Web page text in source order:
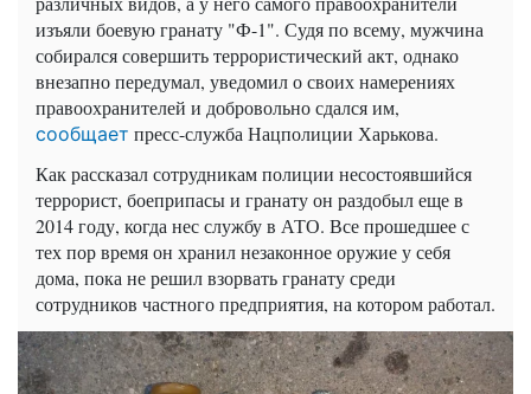
изъяли боевую гранату "Ф-1". Судя по всему, мужчина
собирался совершить террористический акт, однако
внезапно передумал, уведомил о своих намерениях
правоохранителей и добровольно сдался им,
сообщает пресс-служба Нацполиции Харькова.
Как рассказал сотрудникам полиции несостоявшийся
террорист, боеприпасы и гранату он раздобыл еще в
2014 году, когда нес службу в АТО. Все прошедшее с
тех пор время он хранил незаконное оружие у себя
дома, пока не решил взорвать гранату среди
сотрудников частного предприятия, на котором работал.